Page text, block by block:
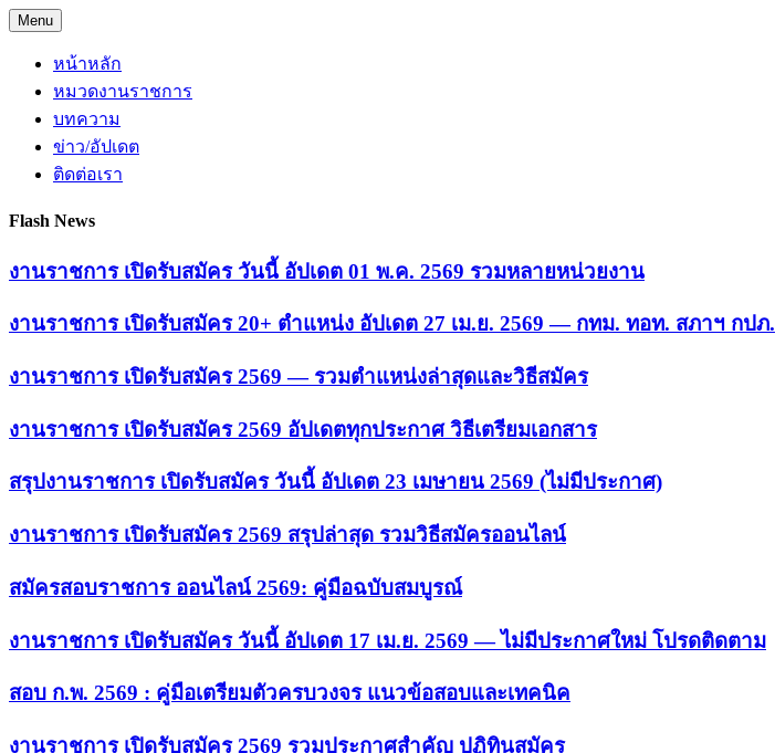
Skip
to
content
Menu
หน้าหลัก
หมวดงานราชการ
บทความ
ข่าว/อัปเดต
ติดต่อเรา
Flash News
งานราชการ เปิดรับสมัคร วันนี้ อัปเดต 01 พ.ค. 2569 รวมหลายหน่วยงาน
งานราชการ เปิดรับสมัคร 20+ ตำแหน่ง อัปเดต 27 เม.ย. 2569 — กทม. ทอท. สภาฯ กปภ.
งานราชการ เปิดรับสมัคร 2569 — รวมตำแหน่งล่าสุดและวิธีสมัคร
งานราชการ เปิดรับสมัคร 2569 อัปเดตทุกประกาศ วิธีเตรียมเอกสาร
สรุปงานราชการ เปิดรับสมัคร วันนี้ อัปเดต 23 เมษายน 2569 (ไม่มีประกาศ)
งานราชการ เปิดรับสมัคร 2569 สรุปล่าสุด รวมวิธีสมัครออนไลน์
สมัครสอบราชการ ออนไลน์ 2569: คู่มือฉบับสมบูรณ์
งานราชการ เปิดรับสมัคร วันนี้ อัปเดต 17 เม.ย. 2569 — ไม่มีประกาศใหม่ โปรดติดตาม
สอบ ก.พ. 2569 : คู่มือเตรียมตัวครบวงจร แนวข้อสอบและเทคนิค
งานราชการ เปิดรับสมัคร 2569 รวมประกาศสำคัญ ปฏิทินสมัคร